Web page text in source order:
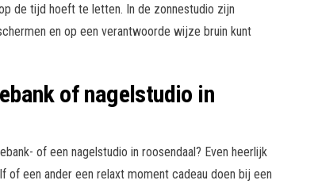
de tijd hoeft te letten. In de zonnestudio zijn
en op een verantwoorde wijze bruin kunt
of nagelstudio in
of een nagelstudio in roosendaal? Even heerlijk
een ander een relaxt moment cadeau doen bij een